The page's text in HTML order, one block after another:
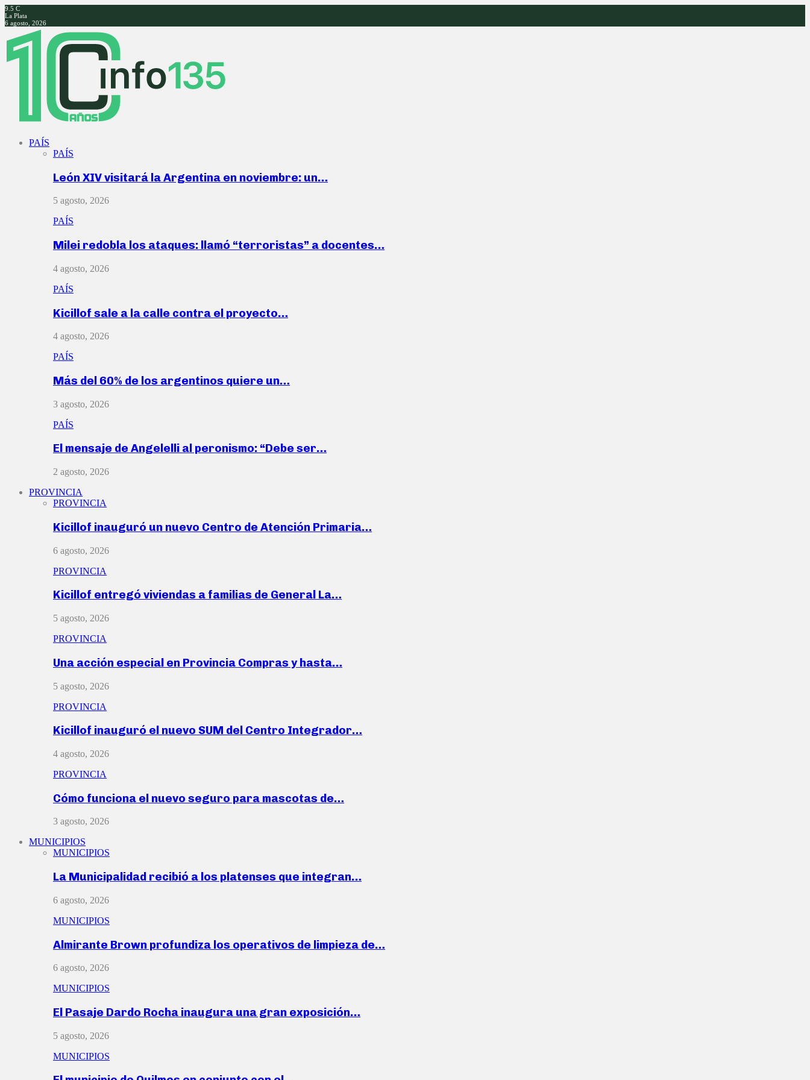
9.5 C
La Plata
6 agosto, 2026
Facebook
Twitter
Instagram
Youtube
PAÍS
PAÍS
León XIV visitará la Argentina en noviembre: un…
5 agosto, 2026
PAÍS
Milei redobla los ataques: llamó “terroristas” a docentes…
4 agosto, 2026
PAÍS
Kicillof sale a la calle contra el proyecto…
4 agosto, 2026
PAÍS
Más del 60% de los argentinos quiere un…
3 agosto, 2026
PAÍS
El mensaje de Angelelli al peronismo: “Debe ser…
2 agosto, 2026
PROVINCIA
PROVINCIA
Kicillof inauguró un nuevo Centro de Atención Primaria…
6 agosto, 2026
PROVINCIA
Kicillof entregó viviendas a familias de General La…
5 agosto, 2026
PROVINCIA
Una acción especial en Provincia Compras y hasta…
5 agosto, 2026
PROVINCIA
Kicillof inauguró el nuevo SUM del Centro Integrador…
4 agosto, 2026
PROVINCIA
Cómo funciona el nuevo seguro para mascotas de…
3 agosto, 2026
MUNICIPIOS
MUNICIPIOS
La Municipalidad recibió a los platenses que integran…
6 agosto, 2026
MUNICIPIOS
Almirante Brown profundiza los operativos de limpieza de…
6 agosto, 2026
MUNICIPIOS
El Pasaje Dardo Rocha inaugura una gran exposición…
5 agosto, 2026
MUNICIPIOS